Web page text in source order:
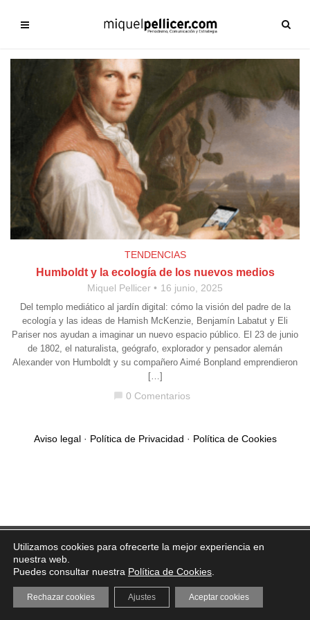
TENDENCIAS
Humboldt y la ecología de los nuevos medios
Miquel Pellicer 16 junio, 2025
Del templo mediático al jardín digital: cómo la visión del padre de la
ecología y las ideas de Hamish McKenzie, Benjamín Labatut y Eli
Pariser nos ayudan a imaginar un nuevo espacio público. El 23 de junio
de 1802, el naturalista, geógrafo, explorador y pensador alemán
Alexander von Humboldt y su compañero Aimé Bonpland emprendieron
[…]
chat_bubble 0 Comentarios
Aviso legal· Política de Privacidad · Política de Cookies
Utilizamos cookies para ofrecerte la mejor experiencia en
nuestra web.
Puedes consultar nuestra Política de Cookies
Aceptar cookies
Rechazar cookies Ajustes